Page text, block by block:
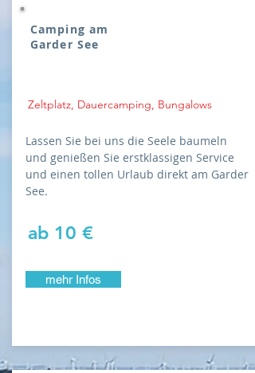
Camping am
Garder See
Zeltplatz, Dauercamping, Bungalows
Lassen Sie bei uns die Seele baumeln
und genießen Sie erstklassigen Service
und einen tollen Urlaub direkt am Garder
See.
ab 10 €
mehr Infos